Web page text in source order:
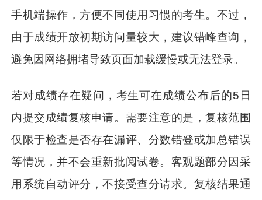
手机端操作，方便不同使用习惯的考生。不过，
由于成绩开放初期访问量较大，建议错峰查询，
避免因网络拥堵导致页面加载缓慢或无法登录。
若对成绩存在疑问，考生可在成绩公布后的5日
内提交成绩复核申请。需要注意的是，复核范围
仅限于检查是否存在漏评、分数错登或加总错误
等情况，并不会重新批阅试卷。客观题部分因采
用系统自动评分，不接受查分请求。复核结果通